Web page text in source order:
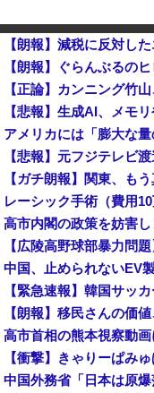
【朗報】ぐらんぶるの
【ガチ朗報】関東、も
【朗報】移民さんの価